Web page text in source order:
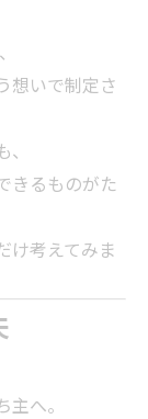
想いで制定さ
きるものがた
け考えてみま
へ。